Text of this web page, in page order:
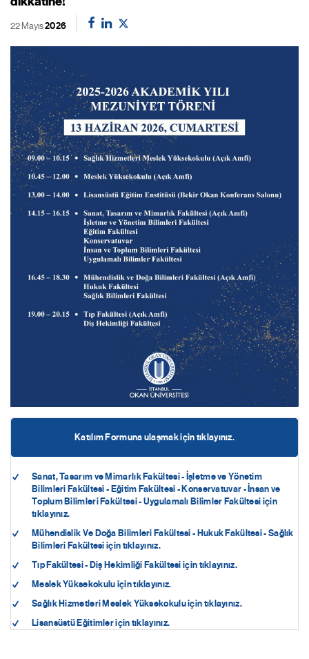
22 Mayıs2026
Katılım Formuna ulaşmak için tıklayınız.
Sanat, Tasarım ve Mimarlık Fakültesi - İşletme ve Yönetim
Bilimleri Fakültesi - Eğitim Fakültesi - Konservatuvar - İnsan ve
Toplum Bilimleri Fakültesi - Uygulamalı Bilimler Fakültesi için
tıklayınız.
Mühendislik Ve Doğa Bilimleri Fakültesi - Hukuk Fakültesi - Sağlık
Bilimleri Fakültesi için tıklayınız.
Tıp Fakültesi - Diş Hekimliği Fakültesi için tıklayınız.
Meslek Yüksekokulu için tıklayınız.
Sağlık Hizmetleri Meslek Yüksekokulu için tıklayınız.
Lisansüstü Eğitimler için tıklayınız.